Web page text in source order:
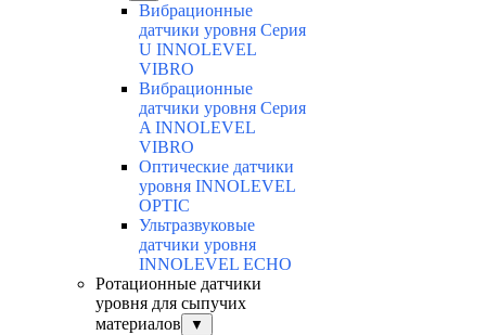
Вибрационные
датчики уровня Серия
U INNOLEVEL
VIBRO
Вибрационные
датчики уровня Серия
A INNOLEVEL
VIBRO
Оптические датчики
уровня INNOLEVEL
OPTIC
Ультразвуковые
датчики уровня
INNOLEVEL ECHO
Ротационные датчики
уровня для сыпучих
материалов
▼